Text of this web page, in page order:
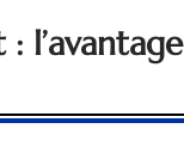
l’avantage